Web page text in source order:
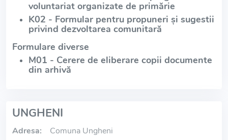
voluntariat organizate de primărie
K02 - Formular pentru propuneri și sugestii
privind dezvoltarea comunitară
Formulare diverse
M01 - Cerere de eliberare copii documente
din arhivă
UNGHENI
Adresa:
Comuna Ungheni